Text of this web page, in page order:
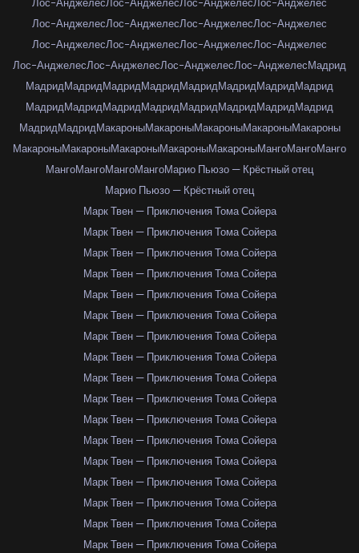
Лос-АнджелесЛос-АнджелесЛос-АнджелесЛос-Анджелес
Лос-АнджелесЛос-АнджелесЛос-АнджелесЛос-Анджелес
Лос-АнджелесЛос-АнджелесЛос-АнджелесЛос-Анджелес
Лос-АнджелесЛос-АнджелесЛос-АнджелесЛос-АнджелесМадрид
МадридМадридМадридМадридМадридМадридМадридМадрид
МадридМадридМадридМадридМадридМадридМадридМадрид
МадридМадридМакароныМакароныМакароныМакароныМакароны
МакароныМакароныМакароныМакароныМакароныМангоМангоМанго
МангоМангоМангоМангоМарио Пьюзо — Крёстный отец
Марио Пьюзо — Крёстный отец
Марк Твен — Приключения Тома Сойера
Марк Твен — Приключения Тома Сойера
Марк Твен — Приключения Тома Сойера
Марк Твен — Приключения Тома Сойера
Марк Твен — Приключения Тома Сойера
Марк Твен — Приключения Тома Сойера
Марк Твен — Приключения Тома Сойера
Марк Твен — Приключения Тома Сойера
Марк Твен — Приключения Тома Сойера
Марк Твен — Приключения Тома Сойера
Марк Твен — Приключения Тома Сойера
Марк Твен — Приключения Тома Сойера
Марк Твен — Приключения Тома Сойера
Марк Твен — Приключения Тома Сойера
Марк Твен — Приключения Тома Сойера
Марк Твен — Приключения Тома Сойера
Марк Твен — Приключения Тома Сойера